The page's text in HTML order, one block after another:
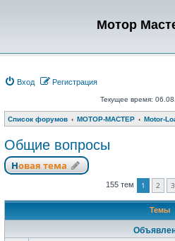
Мотор
Вход Регистрация
Текущее время:
Список форумов МОТОР-МАСТЕР Motor-
Общие вопросы
Новая тема
155 тем 1 2 3
Темы